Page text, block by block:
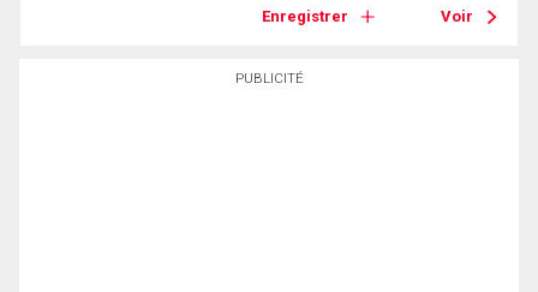
PUBLICITÉ
Enregistrer Voir